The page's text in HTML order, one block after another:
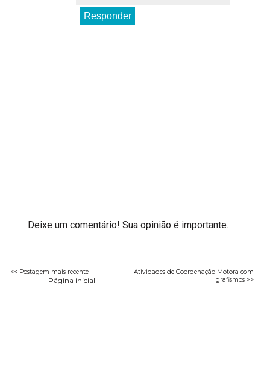
Responder
Deixe um comentário! Sua opinião é importante.
<< Postagem mais recente
Atividades de Coordenação Motora com
grafismos >>
Página inicial